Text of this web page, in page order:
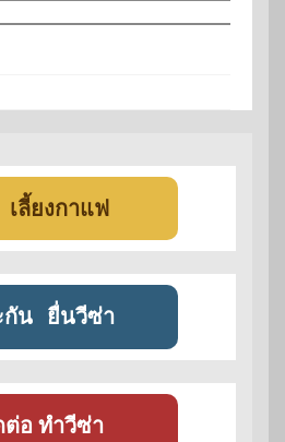
เลี้ยงกาแฟ
กัน ยื่นวีซ่า
อ ทำวีซ่า